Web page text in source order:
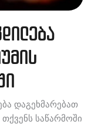
დაგეხმარებათ
საწარმოში